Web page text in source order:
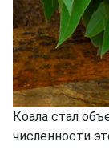
Коала стал
численности